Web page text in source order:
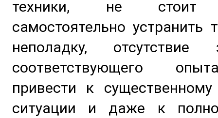
техники, не стоит
самостоятельно устранить
неполадку,
соответствующего
привести к
ситуации и даже к